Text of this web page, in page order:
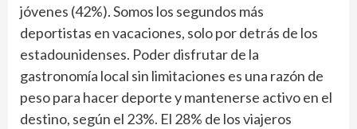
jóvenes (42%). Somos los segundos más
deportistas en vacaciones, solo por detrás de los
estadounidenses. Poder disfrutar de la
gastronomía local sin limitaciones es una razón de
peso para hacer deporte y mantenerse activo en el
destino, según el 23%. El 28% de los viajeros